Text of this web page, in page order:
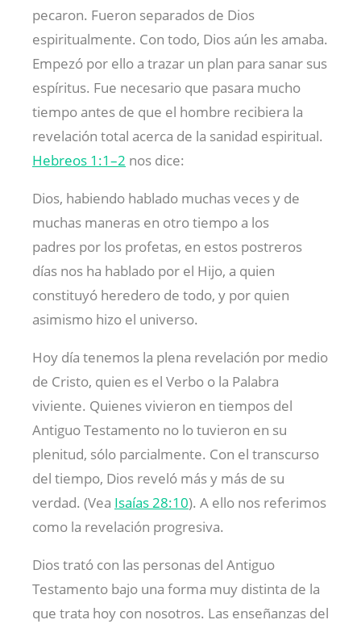
pecaron. Fueron separados de Dios
espiritualmente. Con todo, Dios aún les amaba.
Empezó por ello a trazar un plan para sanar sus
espíritus. Fue necesario que pasara mucho
tiempo antes de que el hombre recibiera la
revelación total acerca de la sanidad espiritual.
Hebreos 1:1–2 nos dice:
Dios, habiendo hablado muchas veces y de
muchas maneras en otro tiempo a los
padres por los profetas, en estos postreros
días nos ha hablado por el Hijo, a quien
constituyó heredero de todo, y por quien
asimismo hizo el universo.
Hoy día tenemos la plena revelación por medio
de Cristo, quien es el Verbo o la Palabra
viviente. Quienes vivieron en tiempos del
Antiguo Testamento no lo tuvieron en su
plenitud, sólo parcialmente. Con el transcurso
del tiempo, Dios reveló más y más de su
verdad. (Vea Isaías 28:10). A ello nos referimos
como la revelación progresiva.
Dios trató con las personas del Antiguo
Testamento bajo una forma muy distinta de la
que trata hoy con nosotros. Las enseñanzas del